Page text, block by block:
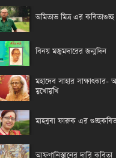
অমিতাভ মিত্র এর কবিতাগুচ্ছ
বিনয় মজুমদারের জন্মদিন
মহাদেব সাহার
মুখোমুখি
মাহবুবা ফারুক এর
আফগানিস্তানের দারি কবিতা